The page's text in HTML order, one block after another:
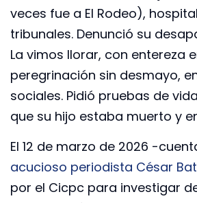
veces fue a El Rodeo),
tribunales. Denunció su
La vimos llorar, con entereza
peregrinación sin desmayo,
sociales. Pidió pruebas de
que su hijo estaba muerto y
El 12 de marzo de 2026 -
acucioso periodista César
por el Cicpc para investigar